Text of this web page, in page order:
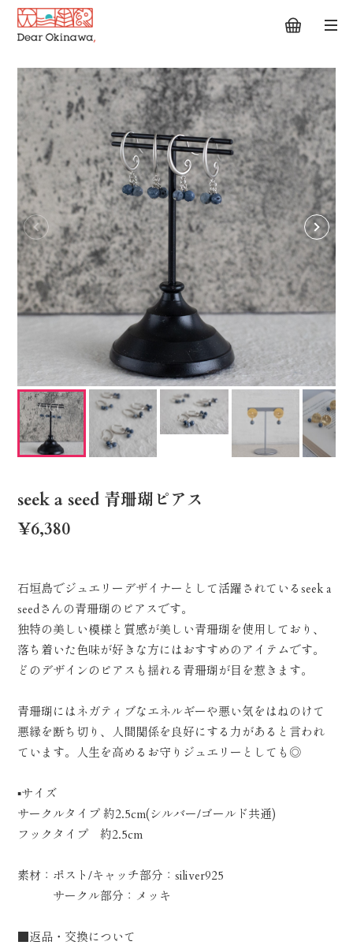
seek a seed 青珊瑚ピアス
¥6,380
石垣島でジュエリーデザイナーとして活躍されているseek a
seedさんの青珊瑚のピアスです。
独特の美しい模様と質感が美しい青珊瑚を使用しており、
落ち着いた色味が好きな方にはおすすめのアイテムです。
どのデザインのピアスも揺れる青珊瑚が目を惹きます。
青珊瑚にはネガティブなエネルギーや悪い気をはねのけて
悪縁を断ち切り、人間関係を良好にする力があると言われ
ています。人生を高めるお守りジュエリーとしても◎
▪️サイズ
サークルタイプ 約2.5cm(シルバー/ゴールド共通)
フックタイプ 約2.5cm
素材：ポスト/キャッチ部分：siliver925
サークル部分：メッキ
■返品・交換について